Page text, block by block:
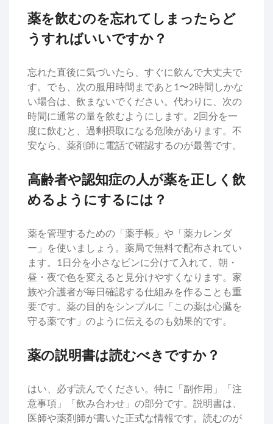
薬を飲むのを忘れてしまったらど
うすればいいですか？
忘れた直後に気づいたら、すぐに飲んで大丈夫で
す。でも、次の服用時間まであと1〜2時間しかな
い場合は、飲まないでください。代わりに、次の
時間に通常の量を飲むようにします。2回分を一
度に飲むと、過剰摂取になる危険があります。不
安なら、薬剤師に電話で確認するのが最善です。
高齢者や認知症の人が薬を正しく飲
めるようにするには？
薬を管理するための「薬手帳」や「薬カレンダ
ー」を使いましょう。薬局で無料で配布されてい
ます。1日分を小さなビンに分けて入れて、朝・
昼・夜で色を変えると見分けやすくなります。家
族や介護者が毎日確認する仕組みを作ることも重
要です。薬の目的をシンプルに「この薬は心臓を
守る薬です」のように伝えるのも効果的です。
薬の説明書は読むべきですか？
はい、必ず読んでください。特に「副作用」「注
意事項」「飲み合わせ」の部分です。説明書は、
医師や薬剤師が書いた正式な情報です。読むのが